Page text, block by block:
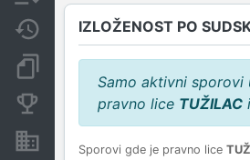
Javne nabavke
Dokumenti i objave
Konkurentske kompanije
IZLOŽENOST PO
Samo aktivni sporovi
pravno lice TUŽILAC
Sporovi gde je pravno lice